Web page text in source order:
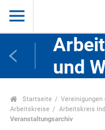
und
Startseite Vereinigungen
Arbeitskreise
Arbeitskreis
Veranstaltungsarchiv